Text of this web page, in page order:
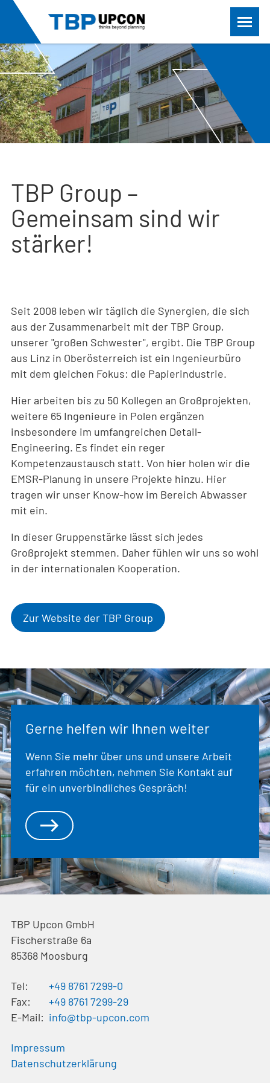
TBP Group –
Gemeinsam sind wir
stärker!
Seit 2008 leben wir täglich die Synergien, die sich
aus der Zusammenarbeit mit der TBP Group,
unserer "großen Schwester", ergibt. Die TBP Group
aus Linz in Oberösterreich ist ein Ingenieurbüro
mit dem gleichen Fokus: die Papierindustrie.
Hier arbeiten bis zu 50 Kollegen an Großprojekten,
weitere 65 Ingenieure in Polen ergänzen
insbesondere im umfangreichen Detail-
Engineering. Es findet ein reger
Kompetenzaustausch statt. Von hier holen wir die
EMSR-Planung in unsere Projekte hinzu. Hier
tragen wir unser Know-how im Bereich Abwasser
mit ein.
In dieser Gruppenstärke lässt sich jedes
Großprojekt stemmen. Daher fühlen wir uns so wohl
in der internationalen Kooperation.
Zur Website der TBP Group
Gerne helfen wir Ihnen weiter
Wenn Sie mehr über uns und unsere Arbeit
erfahren möchten, nehmen Sie Kontakt auf
für ein unverbindliches Gespräch!
TBP Upcon GmbH
Fischerstraße 6a
85368 Moosburg
Tel:
+49 8761 7299-0
Fax:
+49 8761 7299-29
E-Mail: info@tbp-upcon.com
Impressum
Datenschutzerklärung